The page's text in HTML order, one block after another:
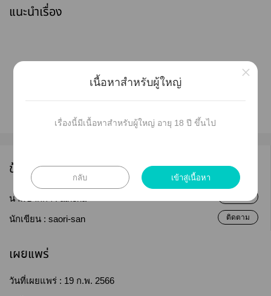
แนะนำเรื่อง
อันนี้เป็นฟิคblue lock ฟิคเเเา าตัวด้วยะฮ้า
ข้อมูลนักเขียน
นามปากกา :
นักเขียน : saori-san ติดตาม
เผยแพร่
วันที่เผยแพร่ : 19 ก.พ. 2566
เนื้อหาสำหรับผู้ใหญ่
เรื่องนี้มีเนื้อหาสำหรับผู้ใหญ่ อายุ 18 ปี ขึ้นไป
กลับ เข้าสู่เนื้อหา
×